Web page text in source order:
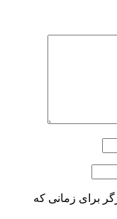
برای زمانی که